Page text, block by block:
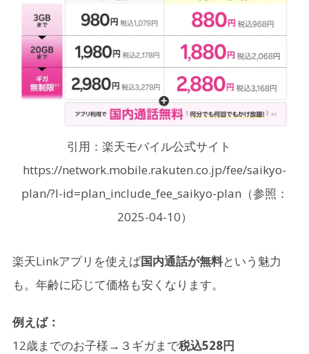
引用：楽天モバイル公式サイト
https://network.mobile.rakuten.co.jp/fee/saikyo-
plan/?l-id=plan_include_fee_saikyo-plan（参照：
2025-04-10）
楽天Linkアプリを使えば国内通話が無料という魅力
も。年齢に応じて価格も安くなります。
例えば：
12歳までのお子様→３ギガまで税込528円